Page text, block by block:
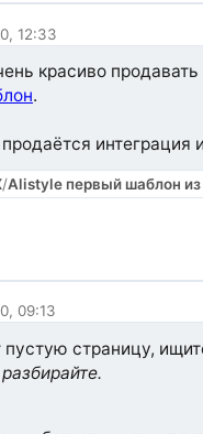
12:33
красиво продавать
.
интеграция
/Alistyle первый шаблон из
09:13
пустую страницу,